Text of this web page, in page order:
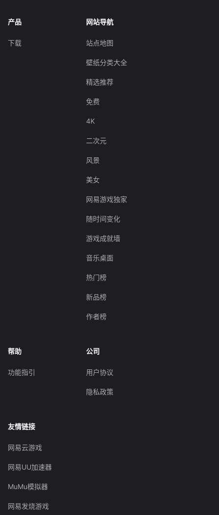
产品
下载
网站导航
站点地图
壁纸分类大全
精选推荐
免费
4K
二次元
风景
美女
网易游戏独家
随时间变化
游戏成就墙
音乐桌面
热门榜
新品榜
作者榜
帮助
功能指引
公司
用户协议
隐私政策
友情链接
网易云游戏
网易UU加速器
MuMu模拟器
网易发烧游戏